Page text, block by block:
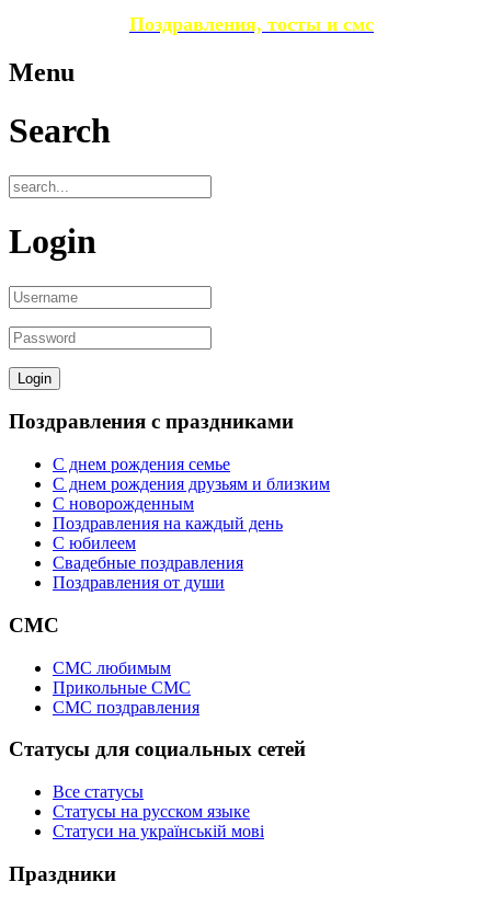
Поздравления, тосты и смс
Menu
Search
Login
Поздравления с праздниками
С днем рождения семье
С днем рождения друзьям и близким
C новорожденным
Поздравления на каждый день
С юбилеем
Свадебные поздравления
Поздравления от души
СМС
СМС любимым
Прикольные СМС
СМС поздравления
Статусы для социальных сетей
Все статусы
Статусы на русском языке
Статуси на українській мові
Праздники